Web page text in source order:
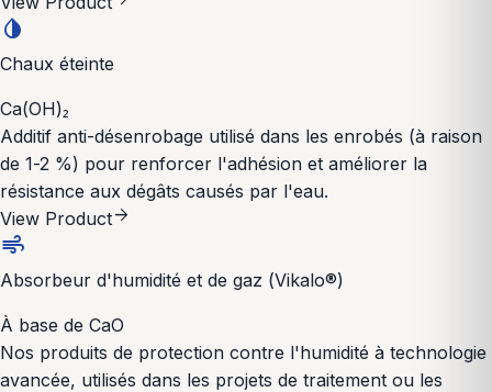
invert_colors
Chaux éteinte
Ca(OH)₂
Additif anti-désenrobage utilisé dans les enrobés (à raison
de 1-2 %) pour renforcer l'adhésion et améliorer la
résistance aux dégâts causés par l'eau.
View Productarrow_forward
air
Absorbeur d'humidité et de gaz (Vikalo®)
À base de CaO
Nos produits de protection contre l'humidité à technologie
avancée, utilisés dans les projets de traitement ou les